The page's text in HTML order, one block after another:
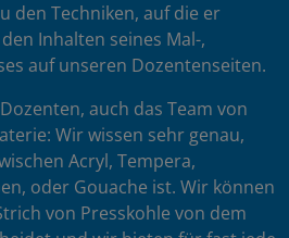
den Techniken, auf die er
Inhalten seines Mal-,
auf unseren Dozentenseiten.
auch das Team von
Wir wissen sehr genau,
Acryl, Tempera,
oder Gouache ist. Wir können
von Presskohle von dem